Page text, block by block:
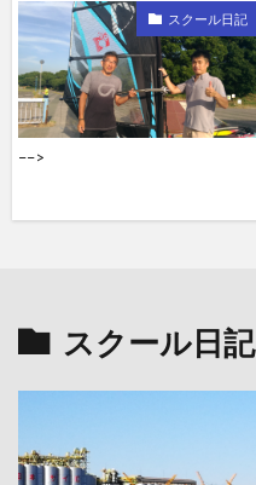
スクール日記
––>
スクール日記